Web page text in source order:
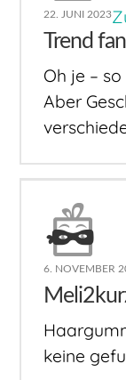
22. JUNI 2023
Trend fan
Oh je –
Aber
6. NOVEMBER
keine